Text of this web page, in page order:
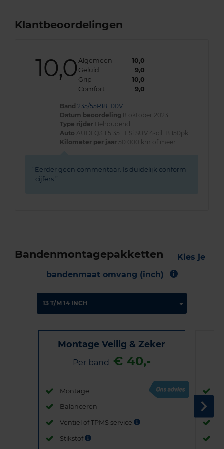
Klantbeoordelingen
10,0 Algemeen
10,0
Geluid
9,0
Grip
10,0
Comfort
9,0
Band 235/55R18 100V
Datum beoordeling 8 oktober 2023
Type rijder Behoudend
Auto AUDI Q3 1.5 35 TFSi SUV 4-cil. B 150pk
Kilometer per jaar 50.000 km of meer
Eerder geen commentaar. Is duidelijk conform
cijfers.
Bandenmontagepakketten
Kies je
bandenmaat omvang (inch)
Montage Veilig & Zeker
Per band € 40,-
Montage
Balanceren
Ventiel of TPMS service
Stikstof